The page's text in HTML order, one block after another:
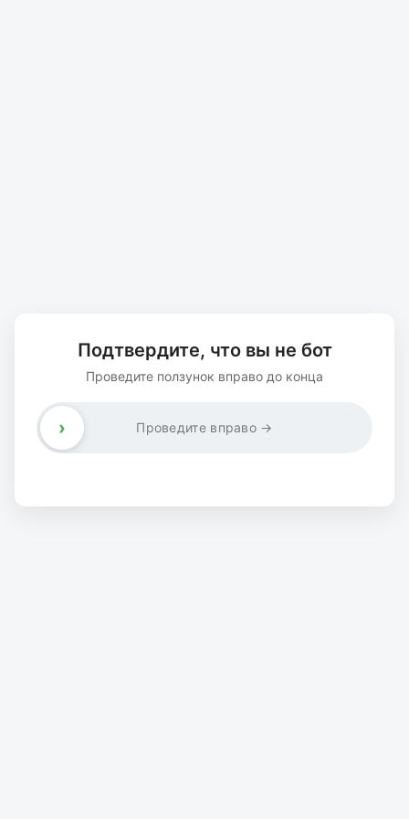
Подтвердите, что вы не бот
Проведите ползунок вправо до конца
Проведите вправо →
›